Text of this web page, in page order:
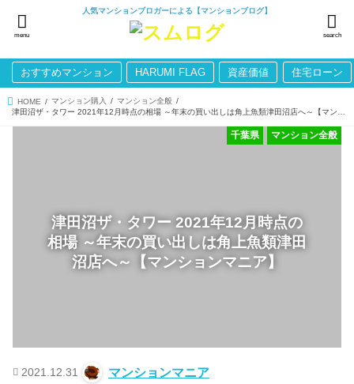
人気マンションブロガーによる【マンションブログ】
search
menu
おすすめマンション HARUMI FLAG 資産価値 住宅ローン
HOME マンション購入
マンション全般
津田沼ザ・タワー 2021年12月時点の
相場 ～年末の買い出しは角上魚類津田
沼店へ～【マンションマニア】
マンション全般
千葉県
2021.12.31 マンションマニア